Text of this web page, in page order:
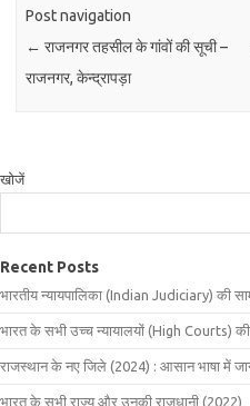
Post navigation
← राजनगर तहसील के गांवों की सूची –
राजनगर, केन्द्रापड़ा
खोजें
Recent Posts
भारतीय न्यायपालिका (Indian Judiciary) की
भारत के सभी उच्च न्यायालयों (High Courts) की
राजस्थान के नए जिले (2024) : आसान भाषा में
भारत के सभी राज्य और उनकी राजधानी (2022)